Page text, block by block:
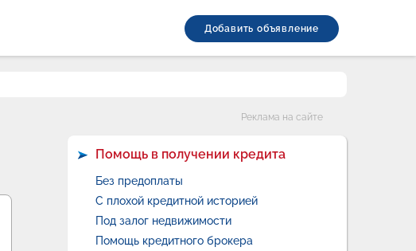
Добавить объявление
Реклама на сайте
Помощь в получении кредита
Без предоплаты
С плохой кредитной историей
Под залог недвижимости
Помощь кредитного брокера